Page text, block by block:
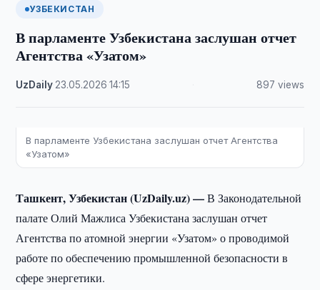
УЗБЕКИСТАН
В парламенте Узбекистана заслушан отчет
Агентства «Узатом»
UzDaily 23.05.2026 ·14:15 897 views
В парламенте Узбекистана заслушан отчет Агентства
«Узатом»
Ташкент, Узбекистан (UzDaily.uz) —В Законодательной
палате Олий Мажлиса Узбекистана заслушан отчет
Агентства по атомной энергии «Узатом» о проводимой
работе по обеспечению промышленной безопасности в
сфере энергетики.